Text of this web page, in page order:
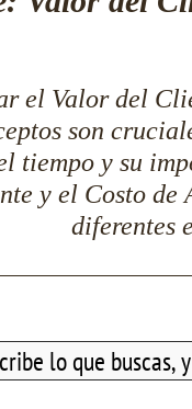
el Valor del
son
tiempo y su
y el Costo de
diferentes